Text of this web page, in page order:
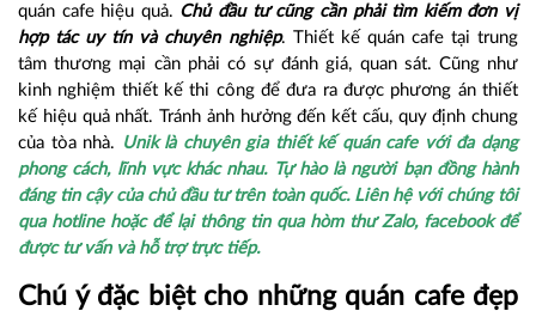
quán cafe hiệu quả. Chủ đầu tư cũng cần phải tìm kiếm đơn vị
hợp tác uy tín và chuyên nghiệp. Thiết kế quán cafe tại trung
tâm thương mại cần phải có sự đánh giá, quan sát. Cũng như
kinh nghiệm thiết kế thi công để đưa ra được phương án thiết
kế hiệu quả nhất. Tránh ảnh hưởng đến kết cấu, quy định chung
của tòa nhà. Unik là chuyên gia thiết kế quán cafe với đa dạng
phong cách, lĩnh vực khác nhau. Tự hào là người bạn đồng hành
đáng tin cậy của chủ đầu tư trên toàn quốc. Liên hệ với chúng tôi
qua hotline hoặc để lại thông tin qua hòm thư Zalo, facebook để
được tư vấn và hỗ trợ trực tiếp.
Chú ý đặc biệt cho những quán cafe đẹp